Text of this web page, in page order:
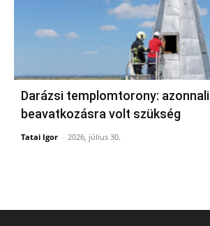
Darázsi templomtorony: azonnali
beavatkozásra volt szükség
Tatai Igor - 2026, július 30.